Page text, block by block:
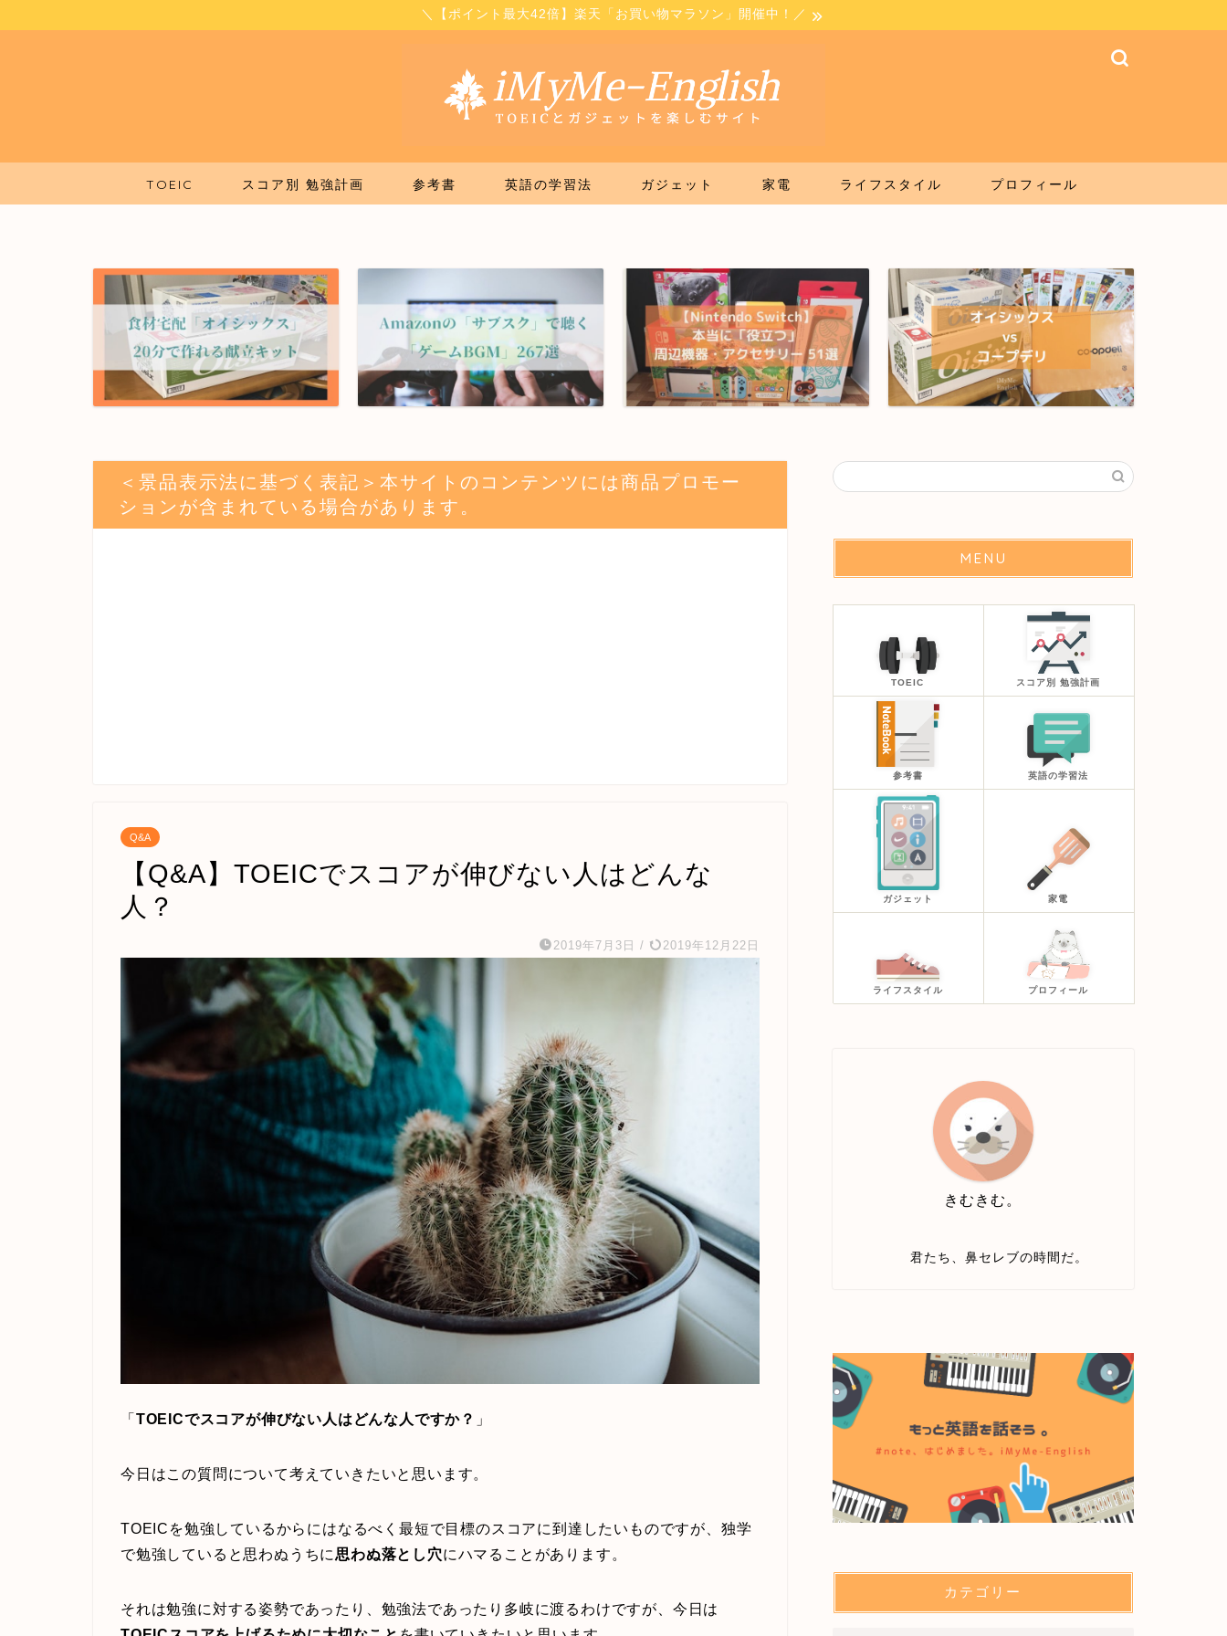
＼【ポイント最大42倍】楽天「お買い物マラソン」開催中！／
TOEIC スコア別 勉強計画 参考書 英語の学習法 ガジェット 家電 ライフスタイル プロフィール
＜景品表示法に基づく表記＞本サイトのコンテンツには商品プロモー
ションが含まれている場合があります。
Q&A
【Q&A】TOEICでスコアが伸びない人はどんな
人？
2019年7月3日 / 2019年12月22日
「 TOEICでスコアが伸びない人はどんな人ですか？ 」
今日はこの質問について考えていきたいと思います。
TOEICを勉強しているからにはなるべく最短で目標のスコアに到達したいものですが、独学
で勉強していると思わぬうちに思わぬ落とし穴にハマることがあります。
それは勉強に対する姿勢であったり、勉強法であったり多岐に渡るわけですが、今日は
MENU
TOEIC スコア別 勉強計画
参考書 英語の学習法
ガジェット 家電
ライフスタイル プロフィール
きむきむ。
君たち、鼻セレブの時間だ。
カテゴリー